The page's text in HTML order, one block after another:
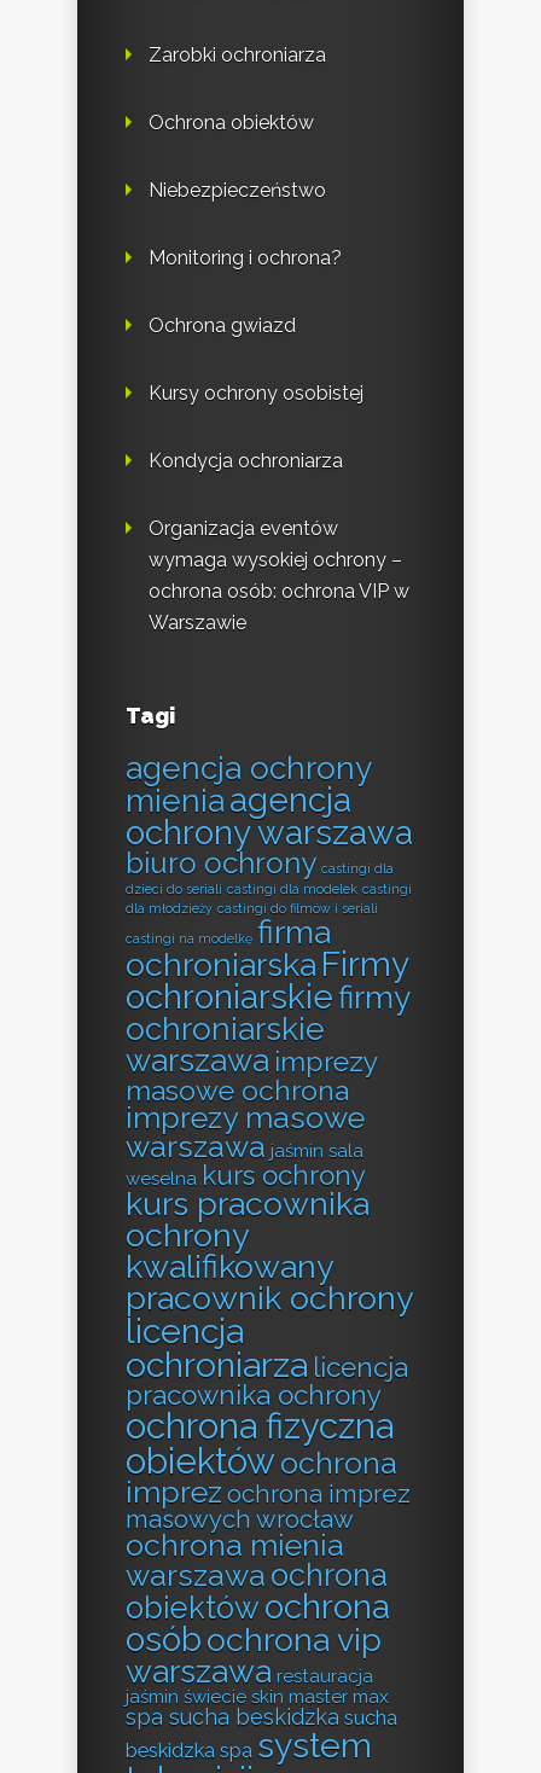
Zarobki ochroniarza
Ochrona obiektów
Niebezpieczeństwo
Monitoring i ochrona?
Ochrona gwiazd
Kursy ochrony osobistej
Kondycja ochroniarza
Organizacja eventów
wymaga wysokiej ochrony –
ochrona osób: ochrona VIP w
Warszawie
Tagi
agencja ochrony
mieniaagencja
ochrony warszawa
biuro ochrony castingi dla
dzieci do seriali castingi dla modelek castingi
dla młodzieży castingi do filmów i seriali
castingi na modelkę firma
ochroniarska Firmy
ochroniarskiefirmy
ochroniarskie
warszawa imprezy
masowe ochrona
imprezy masowe
warszawa jaśmin sala
weselna kurs ochrony
kurs pracownika
ochrony
kwalifikowany
pracownik ochrony
licencja
ochroniarza licencja
pracownika ochrony
ochrona fizyczna
obiektówochrona
imprez ochrona imprez
masowych wrocław
ochrona mienia
warszawa ochrona
obiektów ochrona
osóbochrona vip
warszawa restauracja
jaśmin świecie skin master max
spa sucha beskidzka sucha
beskidzka spa system